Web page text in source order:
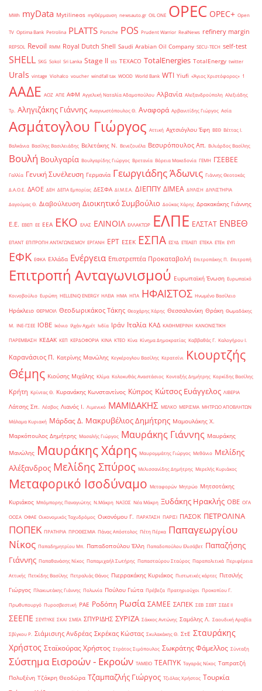
MWh myData Mytilineos myΘέρμανση newsauto.gr OIL ONE OPEC OPEC+ Open
TV Optima Bank Petrolina PLATTS Porsche POS Prudent Warrior RealNews refinery margin
REPSOL Revoil RMM Royal Dutch Shell Saudi Arabian Oil Company SECU-TECH self-test
SHELL SKG Sokol Sri Lanka Stage II sts TEXACO TotalEnergies TotalEnergy twitter
Urals vintage Viohalco voucher windfall tax WOOD World Bank WTI Yiufi «Άγιος Χριστόφορος» ΄1
ΑΑΔΕ ΑΟΖ ΑΠΕ ΑΦΜ Αγγελική Ναταλία Αδαμοπούλου Αλβανία Αλεξανδρούπολη Αλεξιάδης
Τρ. Αληγιζάκης Γιάννης Αναγνωστόπουλος Θ. Αναφορά Αρβανιτίδης Γιώργος Ασία
Ασμάτογλου Γιώργος Αττική Αχτσιόγλου Έφη ΒΕΘ Βέττας Ι.
Βαλκάνια Βασίλης Βασιλειάδης Βελετάκης Ν. Βενεζουέλα Βεσυρόπουλος Απ. Βιλιάρδος Βασίλης
Βουλή Βουλγαρία Βουλγαρίδης Γιώργος Βρετανία Βόρεια Μακεδονία ΓΕΜΗ ΓΣΕΒΕΕ
Γαλλία Γενική Συνέλευση Γερμανία Γεωργιάδης Άδωνις Γιάννης Θεοτοκάς
Δ.Α.Ο.Ε. ΔΑΟΕ ΔΕΗ ΔΕΠΑ Εμπορίας ΔΕΣΦΑ ΔΙ.Μ.Ε.Α. ΔΙΕΠΠΥ ΔΙΜΕΑ ΔΙΥΛΙΣΗ ΔΙΥΛΙΣΤΗΡΙΑ
Δαγούμας Θ. Διαβούλευση Διοικητικό Συμβούλιο Δούκας Χάρης Δρακακάκης Γιάννης
Ε.Ε. ΕΒΕΠ ΕΕ ΕΕΑ ΕΚΟ ΕΛΑΣ ΕΛΙΝΟΙΛ ΕΛΛΑΚΤΩΡ ΕΛΠΕ ΕΛΣΤΑΤ ΕΝΒΕΘ
ΕΠΑΝΤ ΕΠΙΤΡΟΠΗ ΑΝΤΑΓΩΝΙΣΜΟΥ ΕΡΓΑΝΗ ΕΡΤ ΕΣΕΚ ΕΣΠΑ ΕΣΥΔ ΕΤΕΑΕΠ ΕΤΕΚΑ ΕΤΕπ ΕΥΠ
ΕΦΚ ΕΦΚΑ Ελλάδα Ενέργεια Επιστρεπτέα Προκαταβολή Επιτροπάκης Π. Επιτροπή
Επιτροπή Ανταγωνισμού Ευρωπαϊκή Ένωση Ευρωπαϊκό
Κοινοβούλιο Ευρώπη ΗELLENiQ ENERGY ΗΛΕΙΑ ΗΜΑ ΗΠΑ ΗΦΑΙΣΤΟΣ Ηνωμένο Βασίλειο
Ηράκλειο ΘΕΡΜΟΙΛ Θεοδωρικάκος Τάκης Θεοχάρης Χάρης Θεσσαλονίκη Θράκη Θωμαδάκης
Μ. ΙΝΕ-ΓΣΕΕ ΙΟΒΕ Ικόνιο Ιλχάν Αχμέτ Ινδία Ιράν Ιταλία ΚΑΔ ΚΑΘΗΜΕΡΙΝΗ ΚΑΝΟΝΙΣΤΙΚΗ
ΠΑΡΕΜΒΑΣΗ ΚΕΔΑΚ ΚΕΠ ΚΕΡΔΟΦΟΡΙΑ ΚΙΝΑ ΚΤΕΟ Κίνα Κίνημα Δημοκρατίας Καββαθάς Γ. Καλογήρου Ι.
Καρανάσιος Π. Κατρίνης Μανώλης Κεγκέρογλου Βασίλης Κερατσίνι
Κιουρτζής
Θέμης Κιούσης Μιχάλης Κλίμα Κολοκυθάς Αναστάσιος Κονταξής Δημήτρης Κορκίδης Βασίλης
Κρήτη Κρίντας Θ. Κυρανάκης Κωνσταντίνος Κύπρος Κώτσος Ευάγγελος ΛΙΒΕΡΙΑ
Λάτσης Σπ. Λέσβος Λιανός Ι. Λιμενικό ΜΑΜΙΔΑΚΗΣ ΜΕΛΚΟ ΜΕΡΙΣΜΑ ΜΗΤΡΩΟ ΑΠΟΒΛΗΤΩΝ
Μάλαμα Κυριακή Μάρδας Δ. Μακρυβέλιος Δημήτρης Μαμουλάκης Χ.
Μαρκόπουλος Δημήτρης Μασαλής Γιώργος Μαυράκης Γιάννης Μαυράκης
Μανώλης Μαυράκης Χάρης Μαυρομμάτης Γιώργος Μεθάνιο Μελίδης
Αλέξανδρος Μελίδης Σπύρος Μελισσανίδης Δημήτρης Μερελής Κυριάκος
Μεταφορικό Ισοδύναμο Μεταφορών Μητρώο Μητσοτάκης
Κυριάκος Μπόμπορης Παναγιώτης Ν.Μάκρη ΝΑΞΟΣ Νέα Μάκρη Ξυδάκης Ηρακλής ΟΒΕ ΟΓΑ
ΟΟΣΑ ΟΦΑΕ Οικονομικός Ταχυδρόμος Οικονόμου Γ. ΠΑΡΑΤΑΣΗ ΠΑΡΙΣΙ ΠΑΣΟΚ ΠΕΤΡΟΛΙΝΑ
ΠΟΠΕΚ ΠΡΑΤΗΡΙΑ ΠΡΟΘΕΣΜΙΑ Πάνας Απόστολος Πέτη Πέρκα Παπαγεωργίου
Νίκος Παπαδημητρίου Μπ. Παπαδοπούλου Έλλη Παπαδοπούλου Ελισάβετ Παπαζήσης
Γιάννης Παπαθανάσης Νίκος Παπαμιχαήλ Σωτήρης Παπασταύρου Σταύρος Παραπολιτικά Περιφέρεια
Αττικής Πετκίδης Βασίλης Πετραλιάς Θάνος Πιερρακάκης Κυριάκος Πιστωτικές κάρτες Πιτσιλής
Γιώργος Πλακιωτάκης Γιάννης Πολωνία Πούλου Γιώτα Πρέβεζα Πρατηριούχοι Προκοπίου Γ.
Πρωθυπουργό Πυροσβεστική ΡΑΕ Ροδόπη Ρωσία ΣΑΜΕΕ ΣΑΠΕΚ ΣΕΒ ΣΕΒΤ ΣΕΔΕ ΙΙ
ΣΕΕΠΕ ΣΕΥΠΥΚΕ ΣΚΑΙ ΣΜΕΑ ΣΠΥΡΙΔΗΣ ΣΥΡΙΖΑ Σάκκος Αντώνης Σαμόλης Λ. Σαουδική Αραβία
Σβίγκου Ρ. Σιάμισιης Ανδρέας Σκρέκας Κώστας Σκυλακάκης Θ. ΣτΕ Σταυράκης
Χρήστος Σταϊκούρας Χρήστος Στράτος Σιμόπουλος Σωκράτης Φάμελλος Σύνταξη
Σύστημα Εισροών - Εκροών ΤΑΜΕΙΟ ΤΕΑΠΥΚ Ταγαράς Νίκος Ταπρατζή
Πολυξένη Τζάκρη Θεοδώρα Τζαμπαζλής Γιώργος Τζιόλας Χρήστος Τουρκία